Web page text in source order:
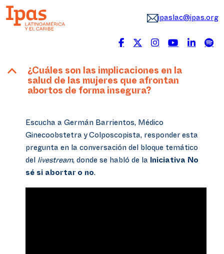
ipaslac@ipas.org
B ¿Cuáles son las implicaciones en la
salud de las mujeres que afrontan
abortos de forma insegura?
Escucha a Germán Barrientos, Médico
Ginecoobstetra y Colposcopista, responder esta
pregunta en la conversación del bloque temático
del livestream, donde se habló de la Iniciativa No
sé si abortar o no.